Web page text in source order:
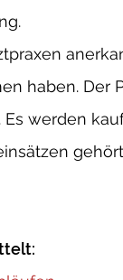
haben. Der
werden